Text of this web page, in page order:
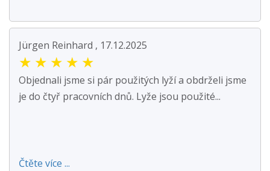
Jürgen Reinhard , 17.12.2025
★ ★ ★ ★ ★
Objednali jsme si pár použitých lyží a obdrželi jsme
je do čtyř pracovních dnů. Lyže jsou použité...
Čtěte více ...